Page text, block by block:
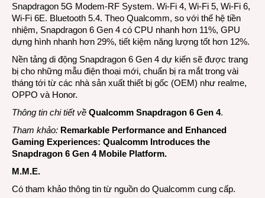
Snapdragon 5G Modem-RF System. Wi-Fi 4, Wi-Fi 5, Wi-Fi 6,
Wi-Fi 6E. Bluetooth 5.4. Theo Qualcomm, so với thế hệ tiền
nhiệm, Snapdragon 6 Gen 4 có CPU nhanh hơn 11%, GPU
dựng hình nhanh hơn 29%, tiết kiệm năng lượng tốt hơn 12%.
Nền tảng di động Snapdragon 6 Gen 4 dự kiến sẽ được trang
bị cho những mẫu điện thoại mới, chuẩn bị ra mắt trong vài
tháng tới từ các nhà sản xuất thiết bị gốc (OEM) như realme,
OPPO và Honor.
Thông tin chi tiết về Qualcomm Snapdragon 6 Gen 4.
Tham khảo: Remarkable Performance and Enhanced
Gaming Experiences: Qualcomm Introduces the
Snapdragon 6 Gen 4 Mobile Platform.
M.M.E.
Có tham khảo thông tin từ nguồn do Qualcomm cung cấp.